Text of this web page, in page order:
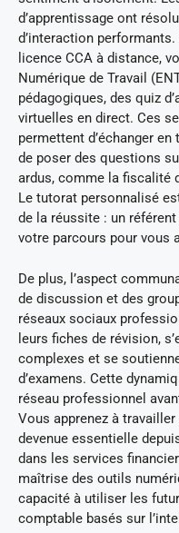
d’apprentissage ont
d’interaction
licence CCA à distance,
Numérique de Travail
pédagogiques, des quiz
virtuelles en direct. Ces
permettent d’échanger
de poser des questions
ardus, comme la fiscalité
Le tutorat personnalisé
de la réussite : un
votre parcours pour vous
De plus, l’aspect
de discussion et des
réseaux sociaux
leurs fiches de révision,
complexes et se
d’examens. Cette
réseau professionnel
Vous apprenez à
devenue essentielle
dans les services
maîtrise des outils
capacité à utiliser les
comptable basés sur